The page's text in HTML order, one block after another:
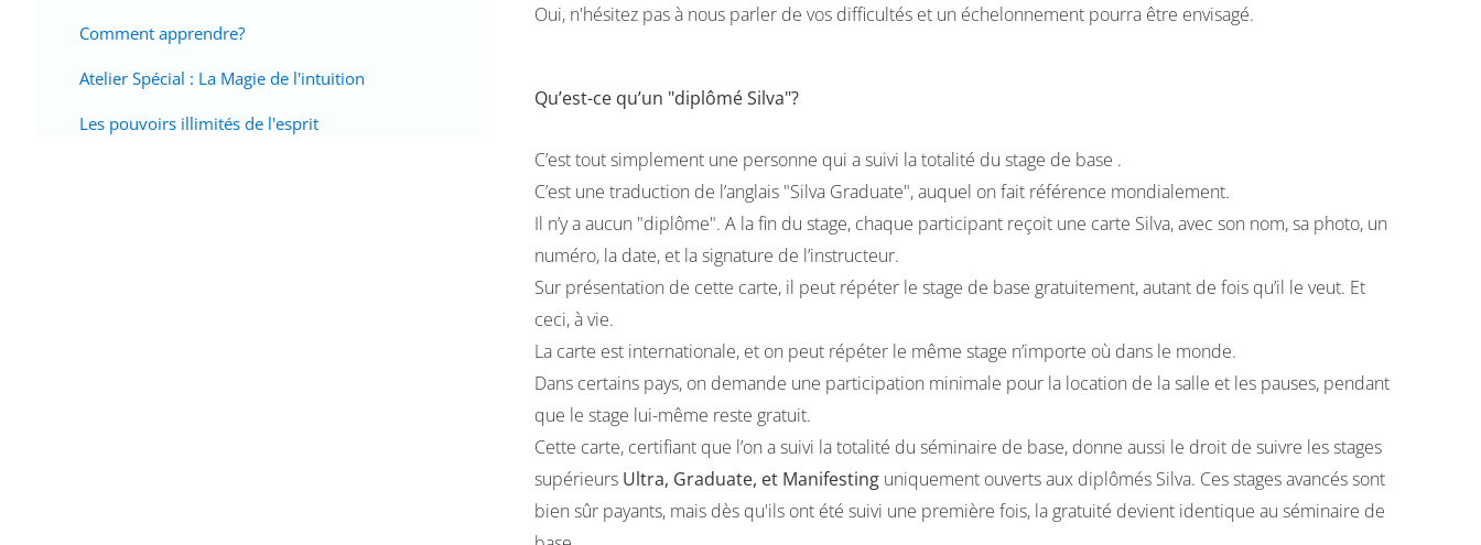
Oui, n'hésitez pas à nous parler de vos difficultés et un échelonnement pourra être envisagé.
Qu’est-ce qu’un "diplômé Silva"?
C’est tout simplement une personne qui a suivi la totalité du stage de base .
C’est une traduction de l’anglais "Silva Graduate", auquel on fait référence mondialement.
Il n’y a aucun "diplôme". A la fin du stage, chaque participant reçoit une carte Silva, avec son nom, sa photo, un
numéro, la date, et la signature de l’instructeur.
Sur présentation de cette carte, il peut répéter le stage de base gratuitement, autant de fois qu’il le veut. Et
ceci, à vie.
La carte est internationale, et on peut répéter le même stage n’importe où dans le monde.
Dans certains pays, on demande une participation minimale pour la location de la salle et les pauses, pendant
que le stage lui-même reste gratuit.
Cette carte, certifiant que l’on a suivi la totalité du séminaire de base, donne aussi le droit de suivre les stages
supérieurs Ultra, Graduate, et Manifesting uniquement ouverts aux diplômés Silva. Ces stages avancés sont
bien sûr payants, mais dès qu'ils ont été suivi une première fois, la gratuité devient identique au séminaire de
Comment apprendre?
Atelier Spécial : La Magie de l'intuition
Les pouvoirs illimités de l'esprit